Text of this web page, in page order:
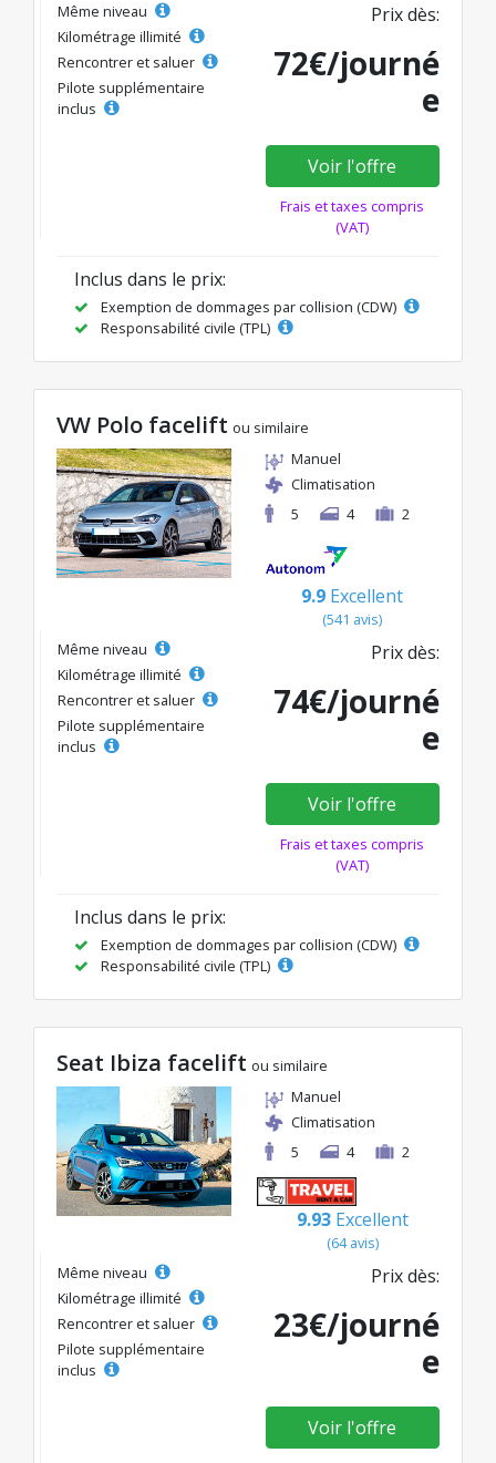
Même niveau
Kilométrage illimité
Rencontrer et saluer
Pilote supplémentaire
inclus
Prix dès:
72€/journé
e
Voir l'offre
Frais et taxes compris
(VAT)
Inclus dans le prix:
Exemption de dommages par collision (CDW)
Responsabilité civile (TPL)
VW Polo facelift ou similaire
Manuel
Climatisation
5
4 2
9.9 Excellent
(541 avis)
Même niveau
Kilométrage illimité
Rencontrer et saluer
Pilote supplémentaire
inclus
Prix dès:
74€/journé
e
Voir l'offre
Frais et taxes compris
(VAT)
Inclus dans le prix:
Exemption de dommages par collision (CDW)
Responsabilité civile (TPL)
Seat Ibiza facelift ou similaire
Manuel
Climatisation
5
4 2
9.93 Excellent
(64 avis)
Même niveau
Kilométrage illimité
Rencontrer et saluer
Pilote supplémentaire
inclus
Prix dès:
23€/journé
e
Voir l'offre